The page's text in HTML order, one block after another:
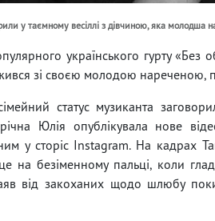
у таємному весіллі з дівчиною, яка
українського гурту «Без
зі своєю молодою нареченою,
статус музиканта
Юлія опублікувала нове
у сторіс Instagram. На кадрах
на безіменному пальці, коли
від закоханих щодо шлюбу